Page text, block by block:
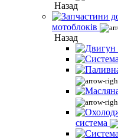
Назад
мотоблоків
Назад
система